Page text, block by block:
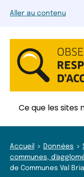
Aller au contenu
Ce que les sites
Accueil Données
communes,
de Communes Val